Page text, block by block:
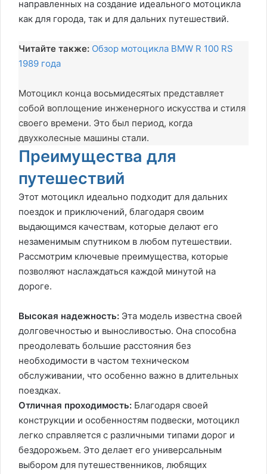
направленных на создание идеального мотоцикла
как для города, так и для дальних путешествий.
Читайте также: Обзор мотоцикла BMW R 100 RS
1989 года
Мотоцикл конца восьмидесятых представляет
собой воплощение инженерного искусства и стиля
своего времени. Это был период, когда
двухколесные машины стали.
Преимущества для
путешествий
Этот мотоцикл идеально подходит для дальних
поездок и приключений, благодаря своим
выдающимся качествам, которые делают его
незаменимым спутником в любом путешествии.
Рассмотрим ключевые преимущества, которые
позволяют наслаждаться каждой минутой на
дороге.
Высокая надежность: Эта модель известна своей
долговечностью и выносливостью. Она способна
преодолевать большие расстояния без
необходимости в частом техническом
обслуживании, что особенно важно в длительных
поездках.
Отличная проходимость: Благодаря своей
конструкции и особенностям подвески, мотоцикл
легко справляется с различными типами дорог и
бездорожьем. Это делает его универсальным
выбором для путешественников, любящих